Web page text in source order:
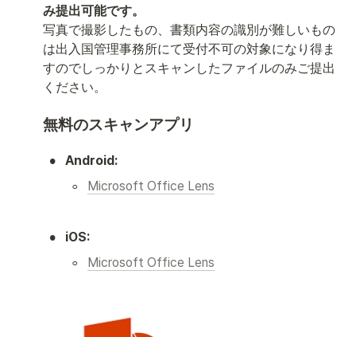
み提出可能です。
写真で撮影したもの、書類内容の識別が難しいもの
は出入国管理事務所にて受付不可の対象になり得ま
すのでしっかりとスキャンしたファイルのみご提出
ください。
無料のスキャンアプリ
• Android:
◦ Microsoft Office Lens
• iOS:
◦ Microsoft Office Lens